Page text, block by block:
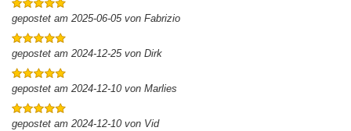
gepostet am 2025-06-05 von Fabrizio
gepostet am 2024-12-25 von Dirk
gepostet am 2024-12-10 von Marlies
gepostet am 2024-12-10 von Vid